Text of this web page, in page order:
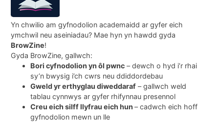
Yn chwilio am gyfnodolion academaidd ar gyfer eich
ymchwil neu aseiniadau? Mae hyn yn hawdd gyda
BrowZine!
Gyda BrowZine, gallwch:
Bori cyfnodolion yn ôl pwnc – dewch o hyd i’r rhai
sy’n bwysig i’ch cwrs neu ddiddordebau
Gweld yr erthyglau diweddaraf – gallwch weld
tablau cynnwys ar gyfer rhifynnau presennol
Creu eich silff llyfrau eich hun– cadwch eich hoff
gyfnodolion mewn un lle